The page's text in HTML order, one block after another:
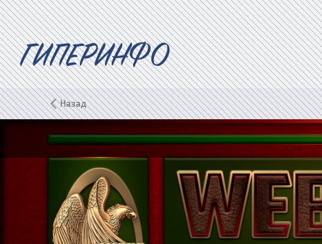
ГИПЕРИНФО
Назад